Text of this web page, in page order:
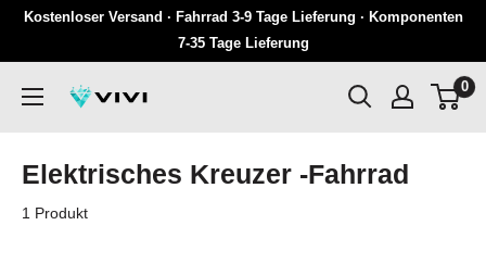
Überspringen
Inhalten
Kostenloser Versand · Fahrrad 3-9 Tage Lieferung · Komponenten
7-35 Tage Lieferung
VIVI
0
Elektrisches Kreuzer -Fahrrad
1 Produkt